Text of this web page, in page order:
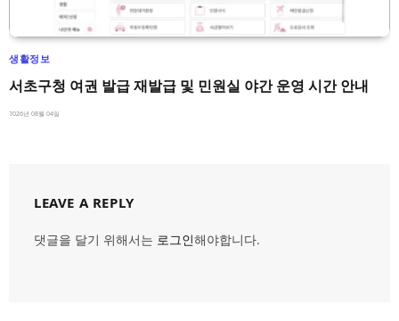
생활정보
서초구청 여권 발급 재발급 및 민원실 야간 운영 시간 안내
2026년 08월 04일
LEAVE A REPLY
댓글을 달기 위해서는 로그인해야합니다.